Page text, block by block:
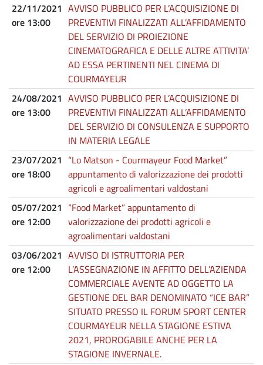
22/11/2021
ore 13:00
AVVISO PUBBLICO PER L’ACQUISIZIONE DI
PREVENTIVI FINALIZZATI ALL’AFFIDAMENTO
DEL SERVIZIO DI PROIEZIONE
CINEMATOGRAFICA E DELLE ALTRE ATTIVITA’
AD ESSA PERTINENTI NEL CINEMA DI
COURMAYEUR
24/08/2021
ore 13:00
AVVISO PUBBLICO PER L’ACQUISIZIONE DI
PREVENTIVI FINALIZZATI ALL’AFFIDAMENTO
DEL SERVIZIO DI CONSULENZA E SUPPORTO
IN MATERIA LEGALE
23/07/2021
ore 18:00
“Lo Matson - Courmayeur Food Market”
appuntamento di valorizzazione dei prodotti
agricoli e agroalimentari valdostani
05/07/2021
ore 12:00
“Food Market” appuntamento di
valorizzazione dei prodotti agricoli e
agroalimentari valdostani
03/06/2021
ore 12:00
AVVISO DI ISTRUTTORIA PER
L’ASSEGNAZIONE IN AFFITTO DELL’AZIENDA
COMMERCIALE AVENTE AD OGGETTO LA
GESTIONE DEL BAR DENOMINATO “ICE BAR”
SITUATO PRESSO IL FORUM SPORT CENTER
COURMAYEUR NELLA STAGIONE ESTIVA
2021, PROROGABILE ANCHE PER LA
STAGIONE INVERNALE.